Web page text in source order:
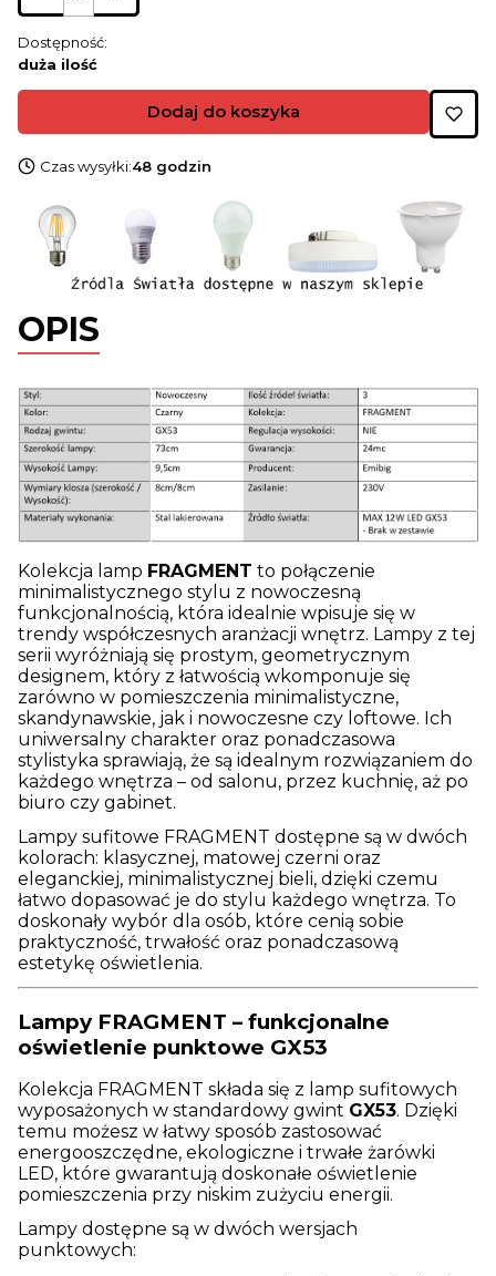
Dostępność:
duża ilość
Dodaj do koszyka
Czas wysyłki:48 godzin
OPIS
Kolekcja lamp FRAGMENT to połączenie
minimalistycznego stylu z nowoczesną
funkcjonalnością, która idealnie wpisuje się w
trendy współczesnych aranżacji wnętrz. Lampy z tej
serii wyróżniają się prostym, geometrycznym
designem, który z łatwością wkomponuje się
zarówno w pomieszczenia minimalistyczne,
skandynawskie, jak i nowoczesne czy loftowe. Ich
uniwersalny charakter oraz ponadczasowa
stylistyka sprawiają, że są idealnym rozwiązaniem do
każdego wnętrza – od salonu, przez kuchnię, aż po
biuro czy gabinet.
Lampy sufitowe FRAGMENT dostępne są w dwóch
kolorach: klasycznej, matowej czerni oraz
eleganckiej, minimalistycznej bieli, dzięki czemu
łatwo dopasować je do stylu każdego wnętrza. To
doskonały wybór dla osób, które cenią sobie
praktyczność, trwałość oraz ponadczasową
estetykę oświetlenia.
Lampy FRAGMENT – funkcjonalne
oświetlenie punktowe GX53
Kolekcja FRAGMENT składa się z lamp sufitowych
wyposażonych w standardowy gwint GX53. Dzięki
temu możesz w łatwy sposób zastosować
energooszczędne, ekologiczne i trwałe żarówki
LED, które gwarantują doskonałe oświetlenie
pomieszczenia przy niskim zużyciu energii.
Lampy dostępne są w dwóch wersjach
punktowych: